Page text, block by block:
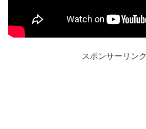
スポンサーリンク